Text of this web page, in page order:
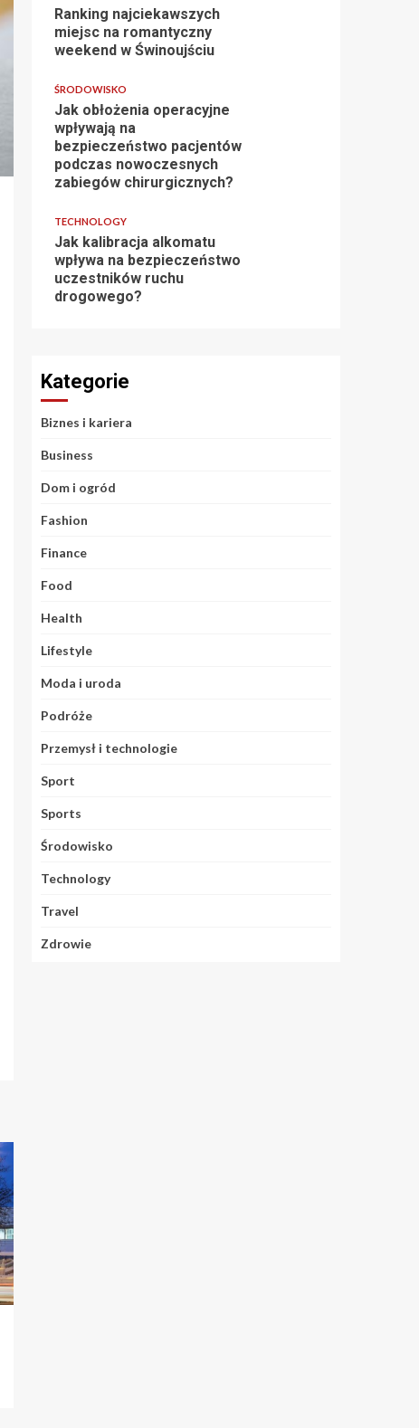
Ranking najciekawszych
miejsc na romantyczny
weekend w Świnoujściu
ŚRODOWISKO
Jak obłożenia operacyjne
wpływają na
bezpieczeństwo pacjentów
podczas nowoczesnych
zabiegów chirurgicznych?
TECHNOLOGY
Jak kalibracja alkomatu
wpływa na bezpieczeństwo
uczestników ruchu
drogowego?
Kategorie
Biznes i kariera
Business
Dom i ogród
Fashion
Finance
Food
Health
Lifestyle
Moda i uroda
Podróże
Przemysł i technologie
Sport
Sports
Środowisko
Technology
Travel
Zdrowie